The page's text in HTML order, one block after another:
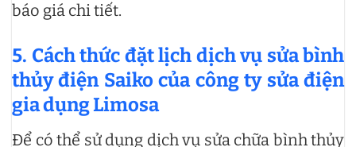
báo giá chi tiết.
5. Cách thức đặt lịch dịch vụ sửa bình
thủy điện Saiko của công ty sửa điện
gia dụng Limosa
Để có thể sử dụng dịch vụ sửa chữa bình thủy